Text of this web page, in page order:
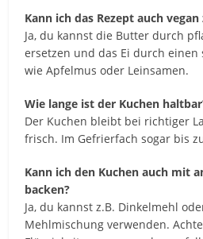
Kann ich das Rezept auch
Ja, du kannst die Butter durch
ersetzen und das Ei durch einen
wie Apfelmus oder Leinsamen.
Wie lange ist der Kuchen
Der Kuchen bleibt bei richtiger
frisch. Im Gefrierfach sogar bis
Kann ich den Kuchen auch mit
backen?
Ja, du kannst z.B. Dinkelmehl
Mehlmischung verwenden.